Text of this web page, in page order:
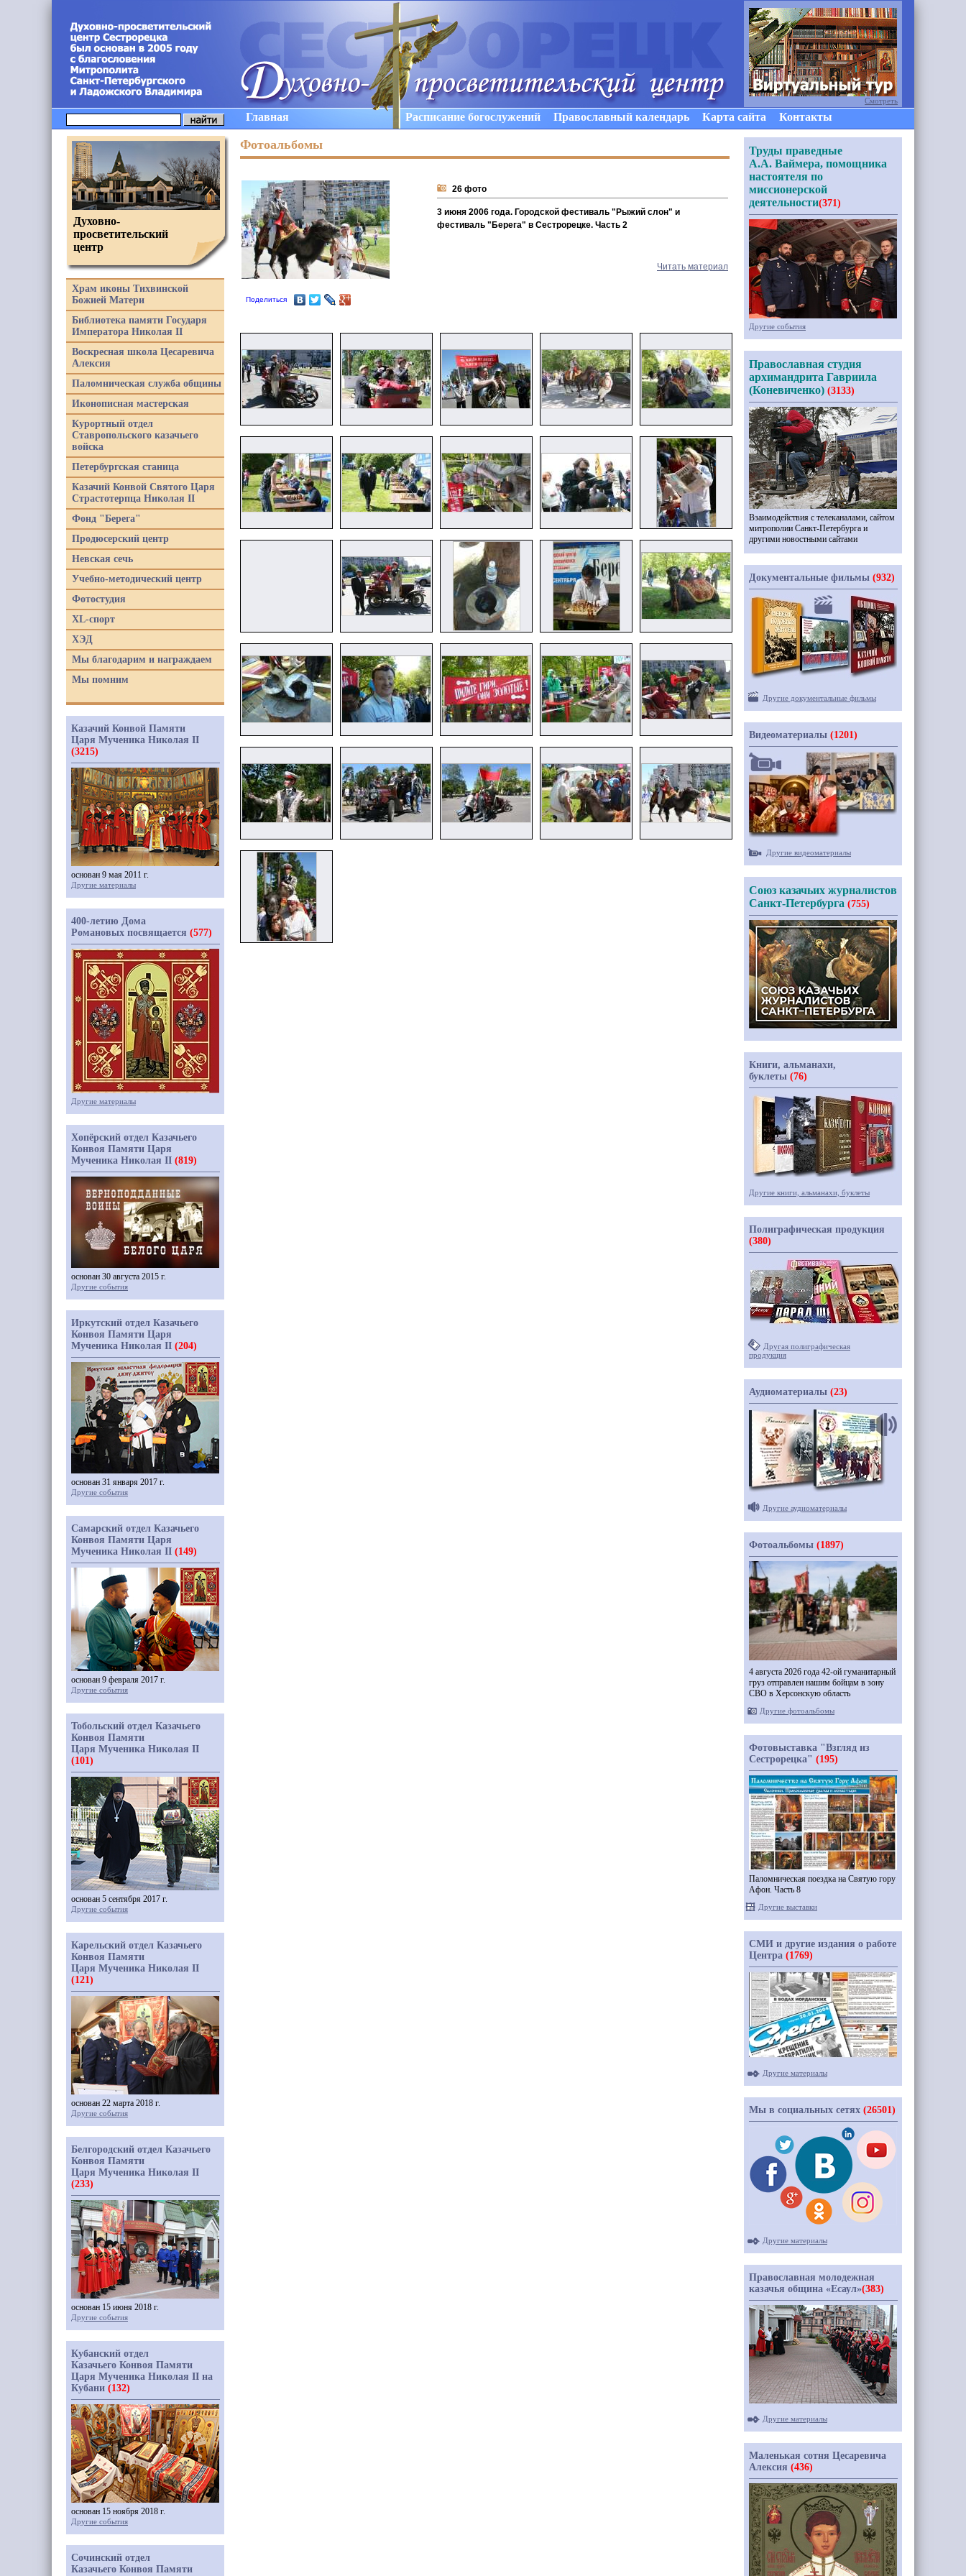
Главная Расписание богослужений Православный календарь Карта сайта Контакты
Фотоальбомы
Поделиться
26 фото
3 июня 2006 года. Городской фестиваль "Рыжий слон" и
фестиваль "Берега" в Сестрорецке. Часть 2
Читать материал
Духовно-
просветительский
центр
Храм иконы Тихвинской
Божией Матери
Библиотека памяти Государя
Императора Николая II
Воскресная школа Цесаревича
Алексия
Паломническая служба общины
Иконописная мастерская
Курортный отдел
Ставропольского казачьего
войска
Петербургская станица
Казачий Конвой Святого Царя
Страстотерпца Николая II
Фонд "Берега"
Продюсерский центр
Невская сечь
Учебно-методический центр
Фотостудия
XL-спорт
ХЭД
Мы благодарим и награждаем
Мы помним
Казачий Конвой Памяти
Царя Мученика Николая II
(3215)
основан 9 мая 2011 г.
Другие материалы
400-летию Дома
Романовых посвящается (577)
Другие материалы
Хопёрский отдел Казачьего
Конвоя Памяти Царя
Мученика Николая II (819)
основан 30 августа 2015 г.
Другие события
Иркутский отдел Казачьего
Конвоя Памяти Царя
Мученика Николая II (204)
основан 31 января 2017 г.
Другие события
Самарский отдел Казачьего
Конвоя Памяти Царя
Мученика Николая II (149)
основан 9 февраля 2017 г.
Другие события
Тобольский отдел Казачьего
Конвоя Памяти
Царя Мученика Николая II
(101)
основан 5 сентября 2017 г.
Другие события
Карельский отдел Казачьего
Конвоя Памяти
Царя Мученика Николая II
(121)
основан 22 марта 2018 г.
Другие события
Белгородский отдел Казачьего
Конвоя Памяти
Царя Мученика Николая II
(233)
основан 15 июня 2018 г.
Другие события
Кубанский отдел
Казачьего Конвоя Памяти
Царя Мученика Николая II на
Кубани (132)
основан 15 ноября 2018 г.
Другие события
Сочинский отдел
Казачьего Конвоя Памяти
Смотреть
Труды праведные
А.А. Ваймера, помощника
настоятеля по
миссионерской
деятельности(371)
Другие события
Православная студия
архимандрита Гавриила
(Коневиченко) (3133)
Взаимодействия с телеканалами, сайтом
митрополии Санкт-Петербурга и
другими новостными сайтами
Документальные фильмы (932)
Другие документальные фильмы
Видеоматериалы (1201)
Другие видеоматериалы
Союз казачьих журналистов
Санкт-Петербурга (755)
Книги, альманахи,
буклеты (76)
Другие книги, альманахи, буклеты
Полиграфическая продукция
(380)
Другая полиграфическая
продукция
Аудиоматериалы (23)
Другие аудиоматериалы
Фотоальбомы (1897)
4 августа 2026 года 42-ой гуманитарный
груз отправлен нашим бойцам в зону
СВО в Херсонскую область
Другие фотоальбомы
Фотовыставка "Взгляд из
Сестрорецка" (195)
Паломническая поездка на Святую гору
Афон. Часть 8
Другие выставки
СМИ и другие издания о работе
Центра (1769)
Другие материалы
Мы в социальных сетях (26501)
Другие материалы
Православная молодежная
казачья община «Есаул»(383)
Другие материалы
Маленькая сотня Цесаревича
Алексия (436)